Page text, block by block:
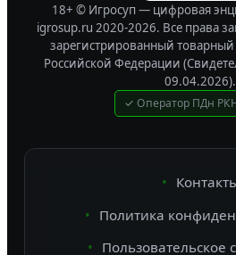
18+ © Игросуп — цифровая
igrosup.ru 2020-2026. Все права
зарегистрированный
Российской Федерации
09.04.2026).
✓ Оператор ПДн
Политика
Пользовательское